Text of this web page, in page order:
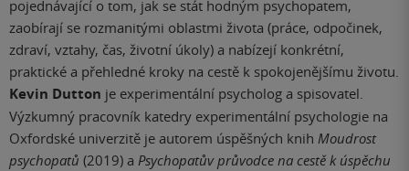
pojednávající o tom, jak se stát hodným psychopatem,
zaobírají se rozmanitými oblastmi života (práce, odpočinek,
zdraví, vztahy, čas, životní úkoly) a nabízejí konkrétní,
praktické a přehledné kroky na cestě k spokojenějšímu životu.
Kevin Dutton je experimentální psycholog a spisovatel.
Výzkumný pracovník katedry experimentální psychologie na
Oxfordské univerzitě je autorem úspěšných knih Moudrost
psychopatů (2019) a Psychopatův průvodce na cestě k úspěchu